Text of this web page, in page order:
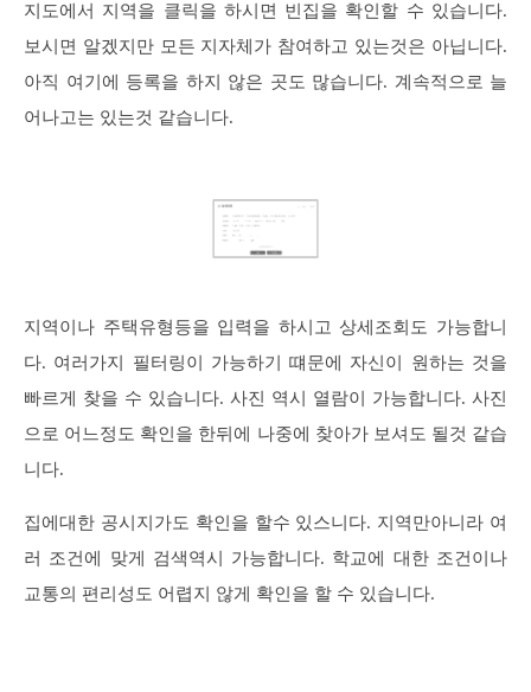
지도에서 지역을 클릭을 하시면 빈집을 확인할 수 있습니다.
보시면 알겠지만 모든 지자체가 참여하고 있는것은 아닙니다.
아직 여기에 등록을 하지 않은 곳도 많습니다. 계속적으로 늘
어나고는 있는것 같습니다.
지역이나 주택유형등을 입력을 하시고 상세조회도 가능합니
다. 여러가지 필터링이 가능하기 떄문에 자신이 원하는 것을
빠르게 찾을 수 있습니다. 사진 역시 열람이 가능합니다. 사진
으로 어느정도 확인을 한뒤에 나중에 찾아가 보셔도 될것 같습
니다.
집에대한 공시지가도 확인을 할수 있스니다. 지역만아니라 여
러 조건에 맞게 검색역시 가능합니다. 학교에 대한 조건이나
교통의 편리성도 어렵지 않게 확인을 할 수 있습니다.